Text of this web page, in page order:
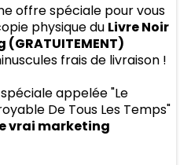
offre spéciale pour vous
physique du Livre Noir
frais de livraison !
appelée "Le
De Tous Les Temps"
vrai marketing